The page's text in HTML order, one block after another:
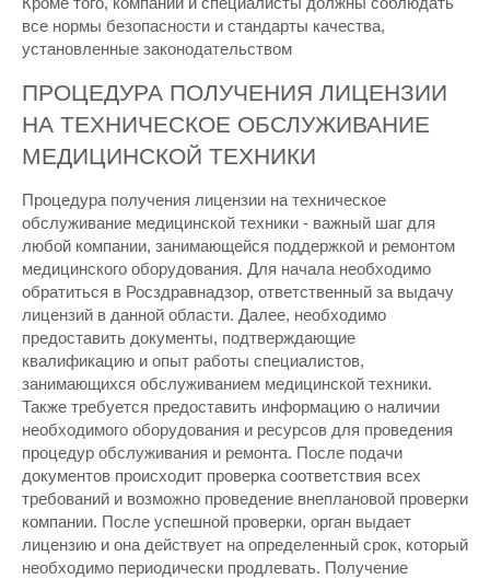
все нормы безопасности и стандарты качества,
установленные законодательством
ПРОЦЕДУРА ПОЛУЧЕНИЯ ЛИЦЕНЗИИ
НА ТЕХНИЧЕСКОЕ ОБСЛУЖИВАНИЕ
МЕДИЦИНСКОЙ ТЕХНИКИ
Процедура получения лицензии на техническое
обслуживание медицинской техники - важный шаг для
любой компании, занимающейся поддержкой и ремонтом
медицинского оборудования. Для начала необходимо
обратиться в Росздравнадзор, ответственный за выдачу
лицензий в данной области. Далее, необходимо
предоставить документы, подтверждающие
квалификацию и опыт работы специалистов,
занимающихся обслуживанием медицинской техники.
Также требуется предоставить информацию о наличии
необходимого оборудования и ресурсов для проведения
процедур обслуживания и ремонта. После подачи
документов происходит проверка соответствия всех
требований и возможно проведение внеплановой проверки
компании. После успешной проверки, орган выдает
лицензию и она действует на определенный срок, который
необходимо периодически продлевать. Получение